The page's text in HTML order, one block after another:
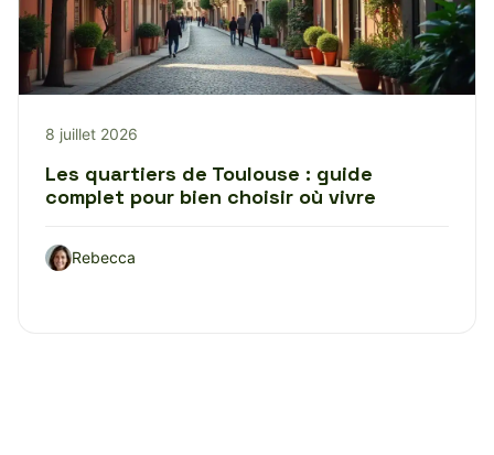
8 juillet 2026
Les quartiers de Toulouse : guide
complet pour bien choisir où vivre
Rebecca